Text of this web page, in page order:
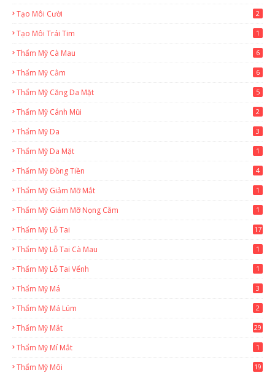
Tạo Môi Cười 2
Tạo Môi Trái Tim 1
Thẩm Mỹ Cà Mau 6
Thẩm Mỹ Cằm 6
Thẩm Mỹ Căng Da Mặt 5
Thẩm Mỹ Cánh Mũi 2
Thẩm Mỹ Da 3
Thẩm Mỹ Da Mặt 1
Thẩm Mỹ Đồng Tiền 4
Thẩm Mỹ Giảm Mỡ Mắt 1
Thẩm Mỹ Giảm Mỡ Nọng Cằm 1
Thẩm Mỹ Lỗ Tai 17
Thẩm Mỹ Lỗ Tai Cà Mau 1
Thẩm Mỹ Lỗ Tai Vểnh 1
Thẩm Mỹ Má 3
Thẩm Mỹ Má Lúm 2
Thẩm Mỹ Mắt 29
Thẩm Mỹ Mí Mắt 1
Thẩm Mỹ Môi 19